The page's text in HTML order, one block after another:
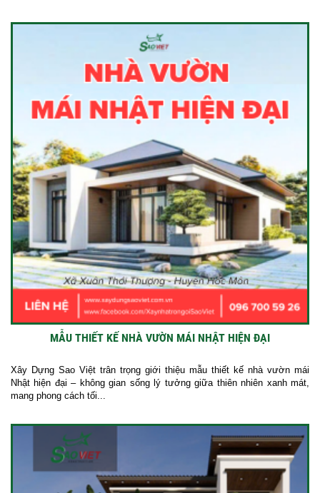
MẪU THIẾT KẾ NHÀ VƯỜN MÁI NHẬT HIỆN ĐẠI
Xây Dựng Sao Việt trân trọng giới thiệu mẫu thiết kế nhà vườn mái
Nhật hiện đại – không gian sống lý tưởng giữa thiên nhiên xanh mát,
mang phong cách tối...